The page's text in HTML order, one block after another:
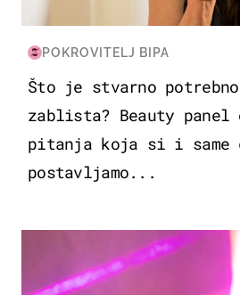
POKROVITELJ BIPA
Što je stvarno
zablista? Beauty
pitanja koja si i same
postavljamo...
KULTURA & ZABAVA